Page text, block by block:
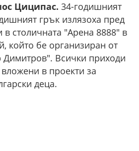
Циципас. 34-годишният
грък излязоха пред
столичната "Арена 8888" в
който бе организиран от
Димитров". Всички приходи
в проекти за
деца.